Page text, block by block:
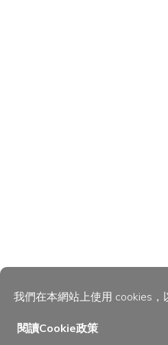
我們在本網站上使用 cookies
閱讀Cookie政策